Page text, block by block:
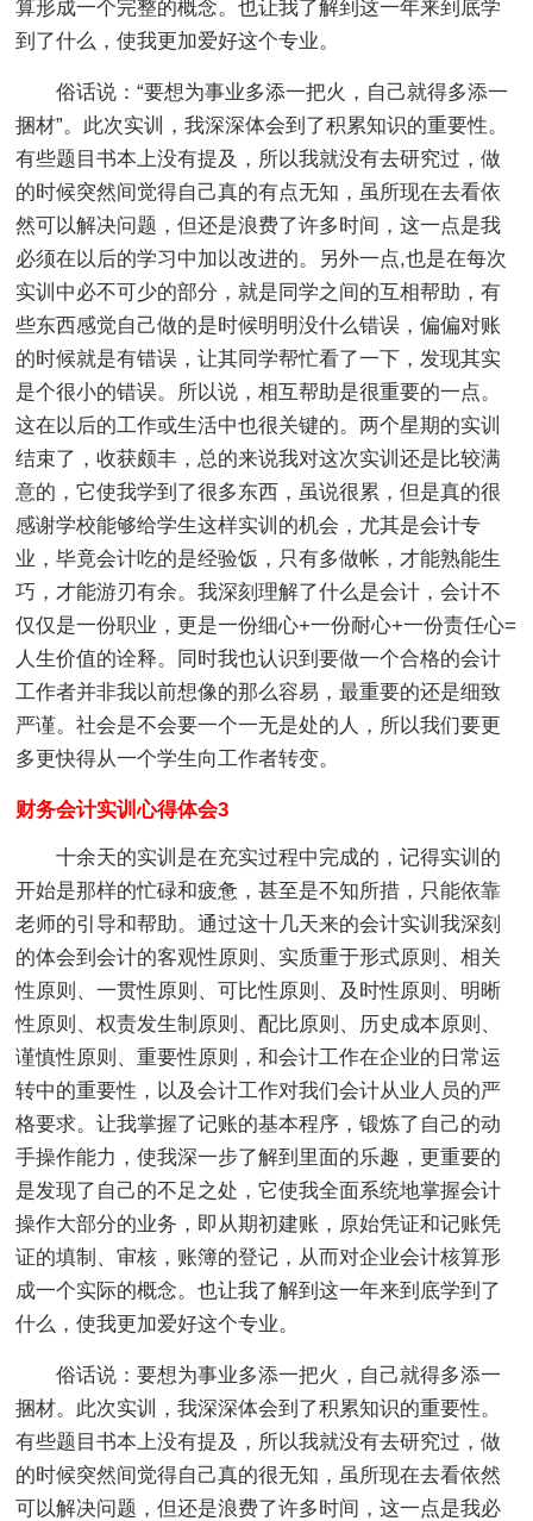
算形成一个完整的概念。也让我了解到这一年来到底学
到了什么，使我更加爱好这个专业。
俗话说：“要想为事业多添一把火，自己就得多添一
捆材”。此次实训，我深深体会到了积累知识的重要性。
有些题目书本上没有提及，所以我就没有去研究过，做
的时候突然间觉得自己真的有点无知，虽所现在去看依
然可以解决问题，但还是浪费了许多时间，这一点是我
必须在以后的学习中加以改进的。另外一点,也是在每次
实训中必不可少的部分，就是同学之间的互相帮助，有
些东西感觉自己做的是时候明明没什么错误，偏偏对账
的时候就是有错误，让其同学帮忙看了一下，发现其实
是个很小的错误。所以说，相互帮助是很重要的一点。
这在以后的工作或生活中也很关键的。两个星期的实训
结束了，收获颇丰，总的来说我对这次实训还是比较满
意的，它使我学到了很多东西，虽说很累，但是真的很
感谢学校能够给学生这样实训的机会，尤其是会计专
业，毕竟会计吃的是经验饭，只有多做帐，才能熟能生
巧，才能游刃有余。我深刻理解了什么是会计，会计不
仅仅是一份职业，更是一份细心+一份耐心+一份责任心=
人生价值的诠释。同时我也认识到要做一个合格的会计
工作者并非我以前想像的那么容易，最重要的还是细致
严谨。社会是不会要一个一无是处的人，所以我们要更
多更快得从一个学生向工作者转变。
财务会计实训心得体会3
十余天的实训是在充实过程中完成的，记得实训的
开始是那样的忙碌和疲惫，甚至是不知所措，只能依靠
老师的引导和帮助。通过这十几天来的会计实训我深刻
的体会到会计的客观性原则、实质重于形式原则、相关
性原则、一贯性原则、可比性原则、及时性原则、明晰
性原则、权责发生制原则、配比原则、历史成本原则、
谨慎性原则、重要性原则，和会计工作在企业的日常运
转中的重要性，以及会计工作对我们会计从业人员的严
格要求。让我掌握了记账的基本程序，锻炼了自己的动
手操作能力，使我深一步了解到里面的乐趣，更重要的
是发现了自己的不足之处，它使我全面系统地掌握会计
操作大部分的业务，即从期初建账，原始凭证和记账凭
证的填制、审核，账簿的登记，从而对企业会计核算形
成一个实际的概念。也让我了解到这一年来到底学到了
什么，使我更加爱好这个专业。
俗话说：要想为事业多添一把火，自己就得多添一
捆材。此次实训，我深深体会到了积累知识的重要性。
有些题目书本上没有提及，所以我就没有去研究过，做
的时候突然间觉得自己真的很无知，虽所现在去看依然
可以解决问题，但还是浪费了许多时间，这一点是我必